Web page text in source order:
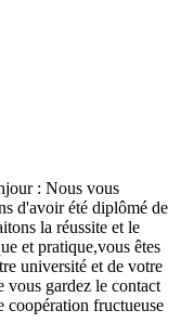
: Nous vous
d'avoir été diplômé de
la réussite et le
et pratique,vous êtes
université et de votre
vous gardez le contact
coopération fructueuse